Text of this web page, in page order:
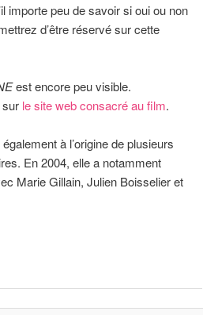
importe peu de savoir si oui ou non
d’être réservé sur cette
est encore peu visible.
le site web consacré au film.
à l’origine de plusieurs
En 2004, elle a notamment
Marie Gillain, Julien Boisselier et